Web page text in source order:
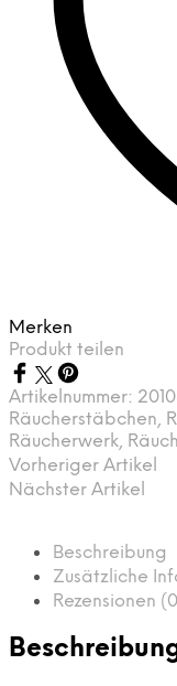
Merken
Produkt teilen
Artikelnummer:
Räucherstäbchen,
Räucherwerk,
Vorheriger Artikel
Nächster Artikel
Beschreibung
Zusätzliche
Rezensionen